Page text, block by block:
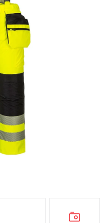
Pre firmy
Potlač lôg
Reklamačný poriadok
od zmluvy
osobných údajov
objednávka